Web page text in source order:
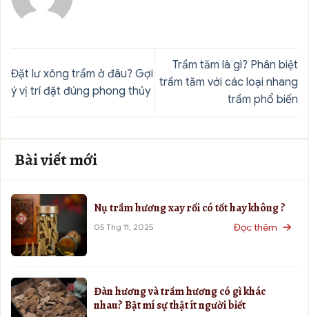
Đặt lư xông trầm ở đâu? Gợi
ý vị trí đặt đúng phong thủy
Trầm tăm là gì? Phân biệt
trầm tăm với các loại nhang
trầm phổ biến
Bài viết mới
Nụ trầm hương xay rối có tốt hay không ?
05 Thg 11, 2025 Đọc thêm
Đàn hương và trầm hương có gì khác
nhau? Bật mí sự thật ít người biết